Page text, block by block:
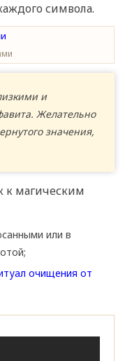
символа.
и
Желательно
значения,
к магическим
или в
очищения от